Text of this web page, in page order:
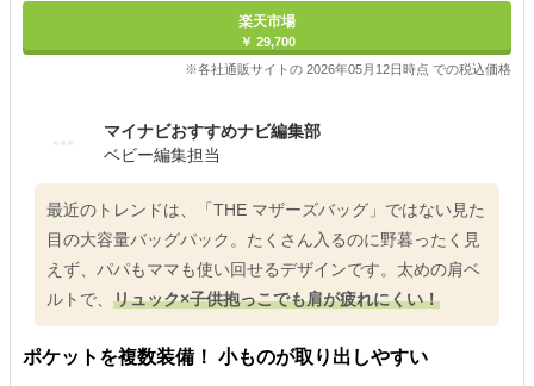
楽天市場
￥ 29,700
※各社通販サイトの 2026年05月12日時点 での税込価格
マイナビおすすめナビ編集部
ベビー編集担当
最近のトレンドは、「THE マザーズバッグ」ではない見た
目の大容量バッグパック。たくさん入るのに野暮ったく見
えず、パパもママも使い回せるデザインです。太めの肩ベ
ルトで、 リュック×子供抱っこでも肩が疲れにくい！
ポケットを複数装備！ 小ものが取り出しやすい